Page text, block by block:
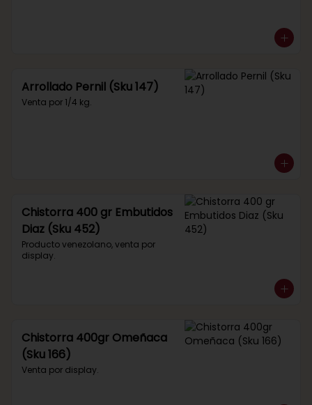
Arrollado Pernil (Sku 147)
Venta por 1/4 kg.
Chistorra 400 gr Embutidos
Diaz (Sku 452)
Producto venezolano, venta por
display.
Chistorra 400gr Omeñaca
(Sku 166)
Venta por display.